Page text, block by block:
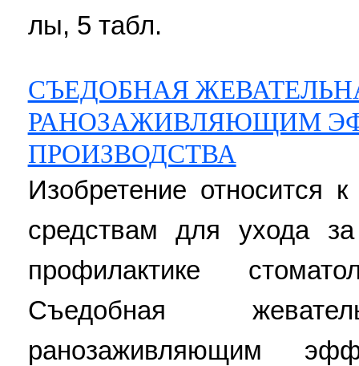
лы, 5 табл.
СЪЕДОБНАЯ
РАНОЗАЖИВЛЯЮЩИМ
ПРОИЗВОДСТВА
Изобретение относится
средствам для ухода
профилактике
Съедобная
ранозаживляющим